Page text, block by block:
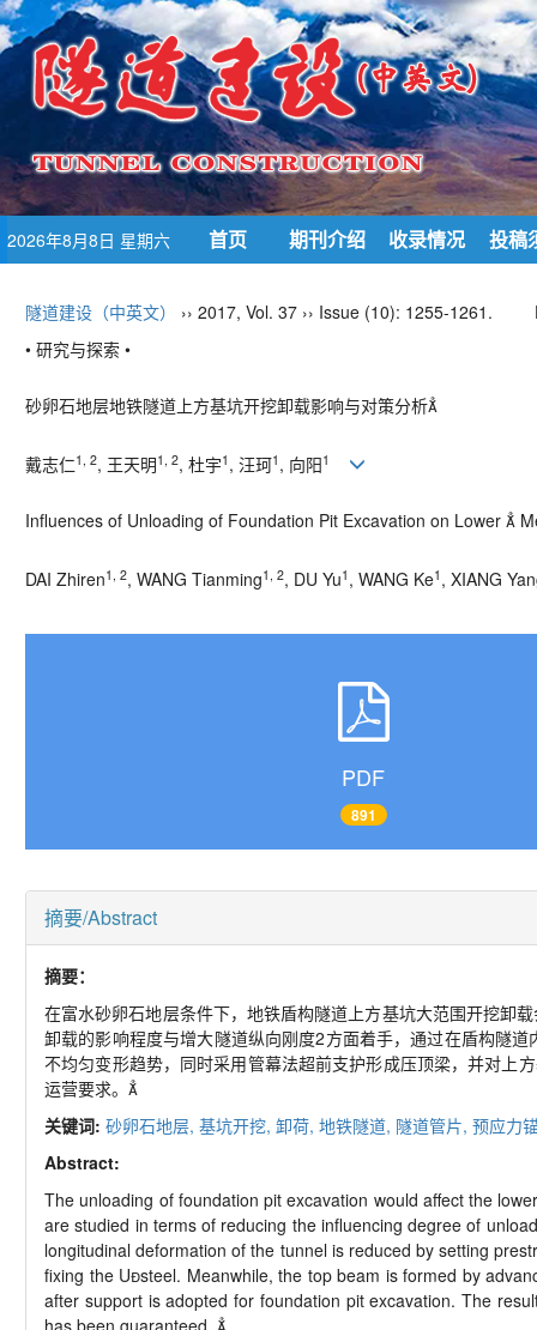
2026年8月8日 星期六 首页 期刊介绍 收录情况 投稿
隧道建设（中英文） ›› 2017, Vol. 37 ›› Issue (10): 1255-1261.
• 研究与探索 •
砂卵石地层地铁隧道上方基坑开挖卸载影响与对策分析
戴志仁1, 2, 王天明1, 2, 杜宇1 , 汪珂1 , 向阳1
Influences of Unloading of Foundation Pit Excavation on Lower 
DAI Zhiren1, 2, WANG Tianming1, 2, DU Yu1 , WANG Ke1 , XIANG
PDF
891
摘要/Abstract
摘要：
在富水砂卵石地层条件下，地铁盾构隧道上方基坑大范围开挖卸
卸载的影响程度与增大隧道纵向刚度2方面着手，通过在盾构隧
不均匀变形趋势，同时采用管幕法超前支护形成压顶梁，并对上
运营要求。
关键词: 砂卵石地层, 基坑开挖, 卸荷, 地铁隧道, 隧道管片, 预应力
Abstract:
The unloading of foundation pit excavation would affect the
are studied in terms of reducing the influencing degree of
longitudinal deformation of the tunnel is reduced by setting
fixing the Usteel. Meanwhile, the top beam is formed by
after support is adopted for foundation pit excavation. The
has been guaranteed. 